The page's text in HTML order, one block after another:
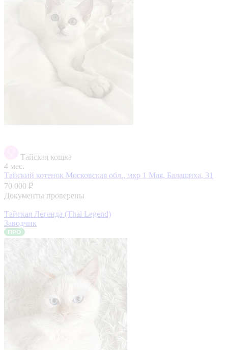
Тайская кошка
4 мес.
Тайский котенок Московская обл., мкр 1 Мая, Балашиха, 31
70 000 ₽
Документы проверены
Тайская Легенда (Thai Legend)
Заводчик